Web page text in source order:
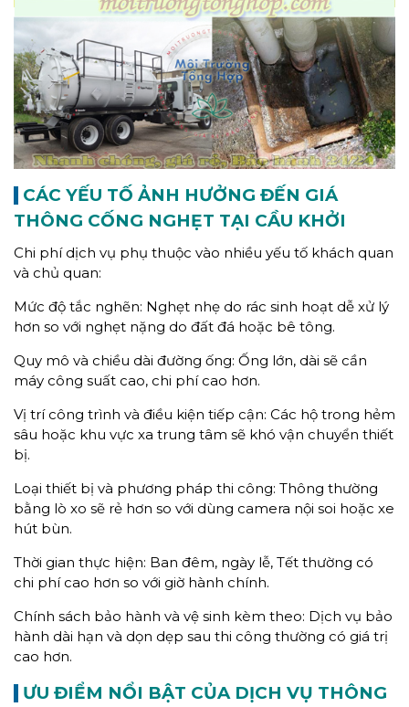
CÁC YẾU TỐ ẢNH HƯỞNG ĐẾN GIÁ
THÔNG CỐNG NGHẸT TẠI CẦU KHỞI
Chi phí dịch vụ phụ thuộc vào nhiều yếu tố khách quan
và chủ quan:
Mức độ tắc nghẽn: Nghẹt nhẹ do rác sinh hoạt dễ xử lý
hơn so với nghẹt nặng do đất đá hoặc bê tông.
Quy mô và chiều dài đường ống: Ống lớn, dài sẽ cần
máy công suất cao, chi phí cao hơn.
Vị trí công trình và điều kiện tiếp cận: Các hộ trong hẻm
sâu hoặc khu vực xa trung tâm sẽ khó vận chuyển thiết
bị.
Loại thiết bị và phương pháp thi công: Thông thường
bằng lò xo sẽ rẻ hơn so với dùng camera nội soi hoặc xe
hút bùn.
Thời gian thực hiện: Ban đêm, ngày lễ, Tết thường có
chi phí cao hơn so với giờ hành chính.
Chính sách bảo hành và vệ sinh kèm theo: Dịch vụ bảo
hành dài hạn và dọn dẹp sau thi công thường có giá trị
cao hơn.
ƯU ĐIỂM NỔI BẬT CỦA DỊCH VỤ THÔNG